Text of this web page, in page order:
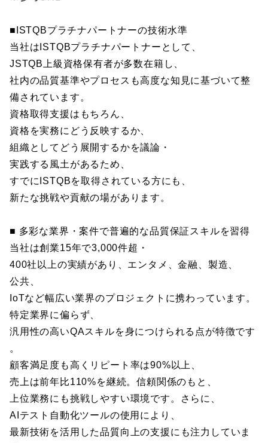
■ISTQBプラチナパートナーの技術水準
当社はISTQBプラチナパートナーとして、
JSTQB上級資格保有者が多数在籍し、
社内の品質基準やプロセスも高度な知見に基づいて整
備されています。
資格取得支援はもちろん、
資格を実務にどう反映するか、
組織としてどう展開するかを議論・
実践する風土があるため、
すでにISTQBを取得されている方にも、
新たな挑戦や貢献の場があります。
■ 多彩な業界・案件で普遍的な品質保証スキルを習得
当社は創業15年で3,000件超・
400社以上の実績があり、エンタメ、金融、製造、
公共、
IoTなど幅広い業界のプロジェクトに携わっています。
特定業界に偏らず、
汎用性の高いQAスキルを身につけられる点が特徴です
。
顧客満足度も高くリピート率は90%以上、
売上は前年比110%を継続。信頼関係のもと、
上位業務にも挑戦しやすい環境です。さらに、
AIテスト自動化ツールの使用により、
最新技術を活用した品質向上の支援にも注力していま